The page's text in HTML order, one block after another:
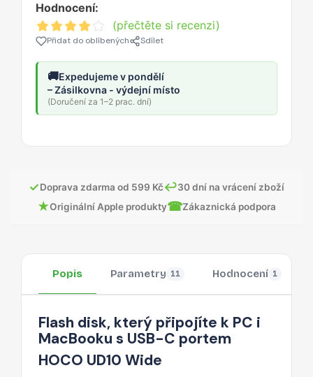
Hodnocení:
(přečtěte si recenzi)
Přidat do oblíbených Sdílet
🚚Expedujeme v pondělí
– Zásilkovna - výdejní místo
(Doručení za 1–2 prac. dní)
✓Doprava zdarma od 599 Kč↩30 dní na vrácení zboží
★Originální Apple produkty☎Zákaznická podpora
Popis Parametry 11 Hodnocení 1
Flash disk, který připojíte k PC i
MacBooku s USB-C portem
HOCO UD10 Wide